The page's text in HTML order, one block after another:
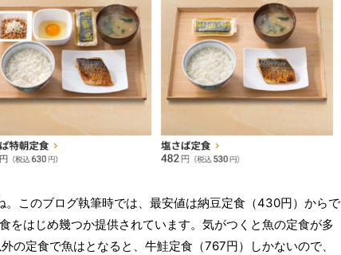
。このブログ執筆時では、最安値は納豆定食（430円）からで
をはじめ幾つか提供されています。気がつくと魚の定食が多
の定食で魚はとなると、牛鮭定食（767円）しかないので、